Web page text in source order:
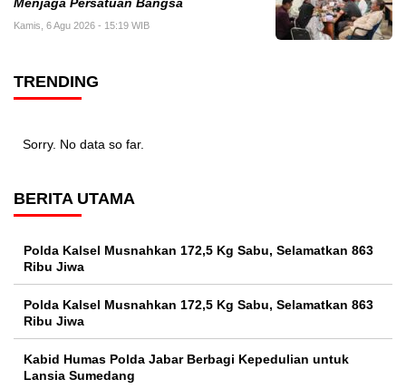
Menjaga Persatuan Bangsa
Kamis, 6 Agu 2026 - 15:19 WIB
TRENDING
Sorry. No data so far.
BERITA UTAMA
Polda Kalsel Musnahkan 172,5 Kg Sabu, Selamatkan 863
Ribu Jiwa
Polda Kalsel Musnahkan 172,5 Kg Sabu, Selamatkan 863
Ribu Jiwa
Kabid Humas Polda Jabar Berbagi Kepedulian untuk
Lansia Sumedang